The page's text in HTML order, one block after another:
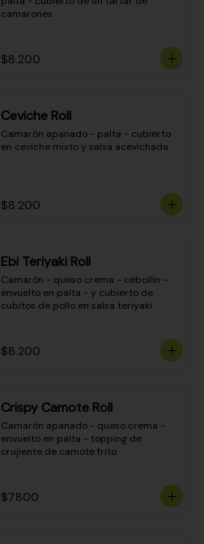
camarones
$8.200
Ceviche Roll
Camarón apanado - palta - cubierto
en ceviche mixto y salsa acevichada
$8.200
Ebi Teriyaki Roll
Camarón - queso crema - cebollín -
envuelto en palta - y cubierto de
cubitos de pollo en salsa teriyaki
$8.200
Crispy Camote Roll
Camarón apanado - queso crema -
envuelto en palta - topping de
crujiente de camote frito
$7.800